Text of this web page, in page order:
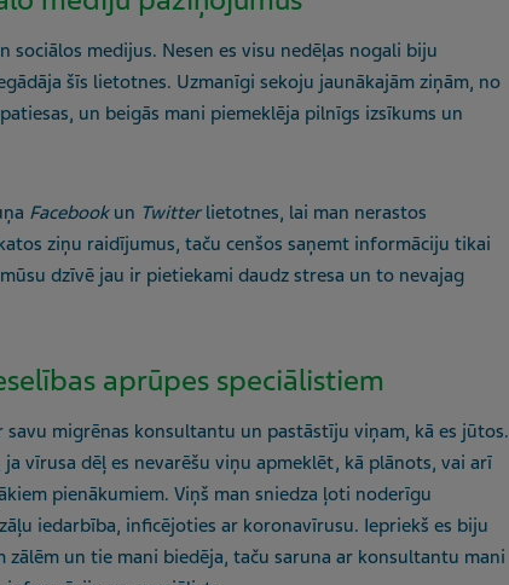
sociālos medijus. Nesen es visu nedēļas nogali biju
šīs lietotnes. Uzmanīgi sekoju jaunākajām ziņām, no
un beigās mani piemeklēja pilnīgs izsīkums un
Facebook un Twitter lietotnes, lai man nerastos
ziņu raidījumus, taču cenšos saņemt informāciju tikai
dzīvē jau ir pietiekami daudz stresa un to nevajag
aprūpes speciālistiem
savu migrēnas konsultantu un pastāstīju viņam, kā es jūtos.
vīrusa dēļ es nevarēšu viņu apmeklēt, kā plānots, vai arī
pienākumiem. Viņš man sniedza ļoti noderīgu
iedarbība, inficējoties ar koronavīrusu. Iepriekš es biju
zālēm un tie mani biedēja, taču saruna ar konsultantu mani